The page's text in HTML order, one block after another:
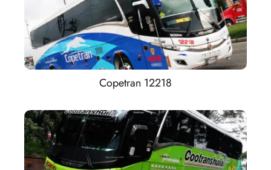
Copetran 12218